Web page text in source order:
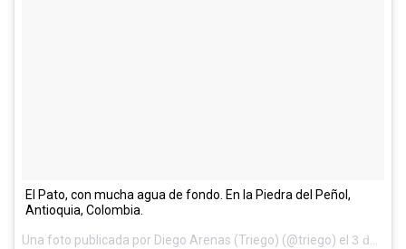
El Pato, con mucha agua de fondo. En la Piedra del Peñol,
Antioquia, Colombia.
Una foto publicada por Diego Arenas (Triego) (@triego) el 3 de May de 2014 a la(s) 5:06 PDT